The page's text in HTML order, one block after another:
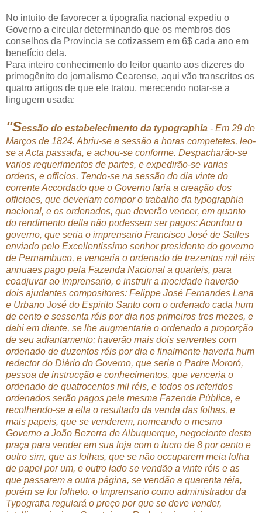
No intuito de favorecer a tipografia nacional expediu o
Governo a circular determinando que os membros dos
conselhos da Provincia se cotizassem em 6$ cada ano em
benefício dela.
Para inteiro conhecimento do leitor quanto aos dizeres do
primogênito do jornalismo Cearense, aqui vão transcritos os
quatro artigos de que ele tratou, merecendo notar-se a
lingugem usada:
"Sessão do estabelecimento da typographia - Em 29 de
Marços de 1824. Abriu-se a sessão a horas competetes, leo-
se a Acta passada, e achou-se conforme. Despacharão-se
varios requerimentos de partes, e expedirão-se varias
ordens, e officios. Tendo-se na sessão do dia vinte do
corrente Accordado que o Governo faria a creação dos
officiaes, que deveriam compor o trabalho da typographia
nacional, e os ordenados, que deverão vencer, em quanto
do rendimento della não podessem ser pagos: Acordou o
governo, que seria o imprensario Francisco José de Salles
enviado pelo Excellentissimo senhor presidente do governo
de Pernambuco, e venceria o ordenado de trezentos mil réis
annuaes pago pela Fazenda Nacional a quarteis, para
coadjuvar ao Imprensario, e instruir a mocidade haverão
dois ajudantes compositores: Felippe José Fernandes Lana
e Urbano José do Espirito Santo com o ordenado cada hum
de cento e sessenta réis por dia nos primeiros tres mezes, e
dahi em diante, se lhe augmentaria o ordenado a proporção
de seu adiantamento; haverão mais dois serventes com
ordenado de duzentos réis por dia e finalmente haveria hum
redactor do Diário do Governo, que seria o Padre Mororó,
pessoa de instrucção e conhecimentos, que venceria o
ordenado de quatrocentos mil réis, e todos os referidos
ordenados serão pagos pela mesma Fazenda Pública, e
recolhendo-se a ella o resultado da venda das folhas, e
mais papeis, que se venderem, nomeando o mesmo
Governo a João Bezerra de Albuquerque, negociante desta
praça para vender em sua loja com o lucro de 8 por cento e
outro sim, que as folhas, que se não occuparem meia folha
de papel por um, e outro lado se vendão a vinte réis e as
que passarem a outra página, se vendão a quarenta réia,
porém se for folheto. o Imprensario como administrador da
Typografia regulará o preço por que se deve vender,